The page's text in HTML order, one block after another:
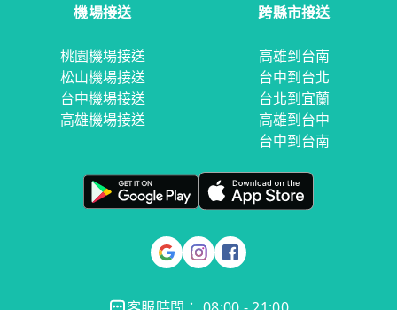
機場接送
桃園機場接送
松山機場接送
台中機場接送
高雄機場接送
跨縣市接送
高雄到台南
台中到台北
台北到宜蘭
高雄到台中
台中到台南